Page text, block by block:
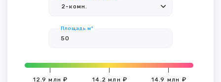
Площадь м²
12.9 млн ₽ 14.2 млн ₽ 14.9 млн ₽